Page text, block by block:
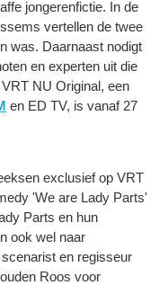
jongerenfictie. In de
vertellen de twee
was. Daarnaast nodigt
en experten uit die
NU Original, een
en ED TV, is vanaf 27
exclusief op VRT
'We are Lady Parts'
Parts en hun
ook wel naar
en regisseur
Roos voor